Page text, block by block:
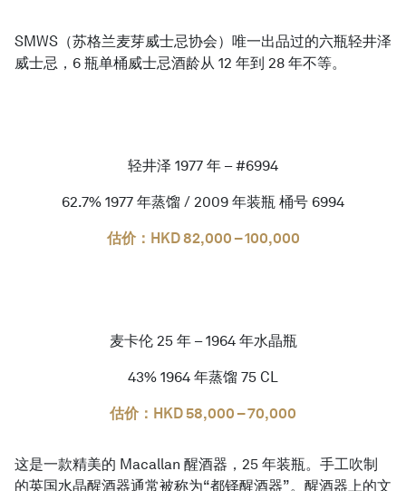
SMWS（苏格兰麦芽威士忌协会）唯一出品过的六瓶轻井泽
威士忌，6 瓶单桶威士忌酒龄从 12 年到 28 年不等。
轻井泽 1977 年 – #6994
62.7% 1977 年蒸馏 / 2009 年装瓶 桶号 6994
估价：HKD 82,000 – 100,000
麦卡伦 25 年 – 1964 年水晶瓶
43% 1964 年蒸馏 75 CL
估价：HKD 58,000 – 70,000
这是一款精美的 Macallan 醒酒器，25 年装瓶。手工吹制
的英国水晶醒酒器通常被称为“都铎醒酒器”。醒酒器上的文